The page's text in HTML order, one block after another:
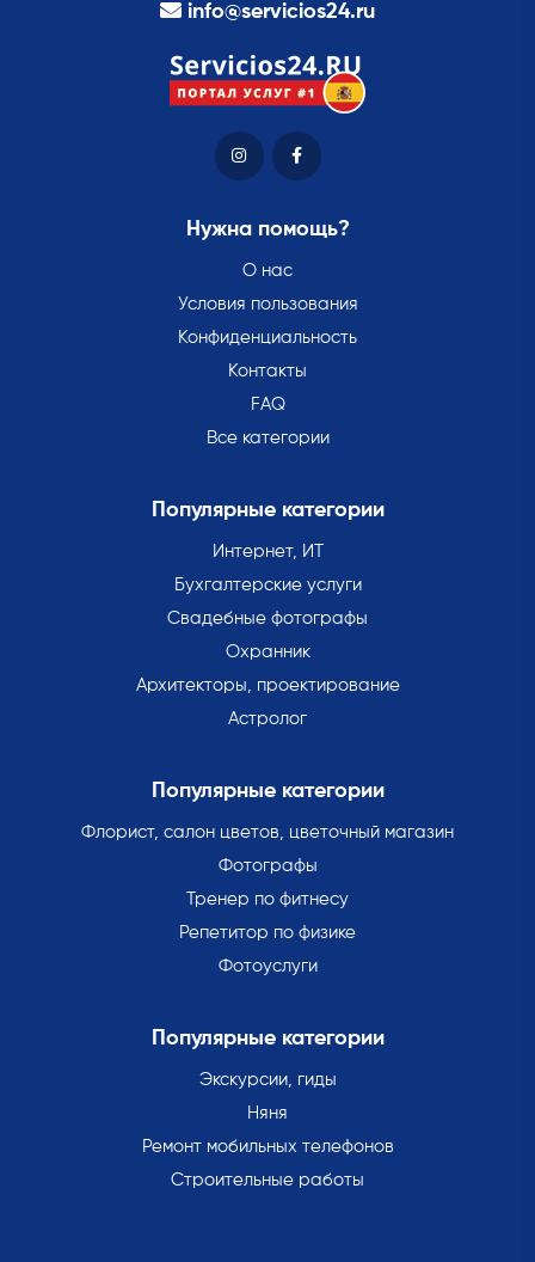
info@servicios24.ru
Нужна помощь?
О нас
Условия пользования
Конфиденциальность
Контакты
FAQ
Все категории
Популярные категории
Интернет, ИТ
Бухгалтерские услуги
Свадебные фотографы
Охранник
Архитекторы, проектирование
Астролог
Популярные категории
Флорист, салон цветов, цветочный магазин
Фотографы
Тренер по фитнесу
Репетитор по физике
Фотоуслуги
Популярные категории
Экскурсии, гиды
Няня
Ремонт мобильных телефонов
Строительные работы